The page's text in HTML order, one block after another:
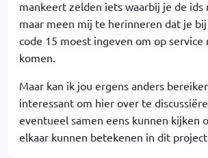
mankeert zelden iets waarbij je de ids
maar meen mij te herinneren dat je
code 15 moest ingeven om op service
komen.
Maar kan ik jou ergens anders
interessant om hier over te
eventueel samen eens kunnen kijken
elkaar kunnen betekenen in dit